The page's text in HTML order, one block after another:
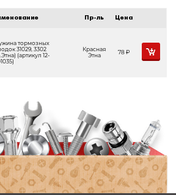
Пр-ль Цена
тормозных
31029, 3302
(артикул 12-
Красная
Этна
78Р